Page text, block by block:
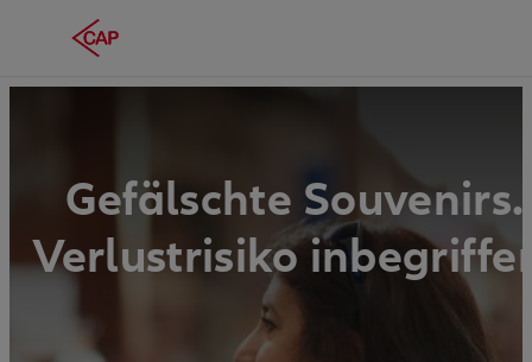
Gefälschte Souvenirs.
Verlustrisiko